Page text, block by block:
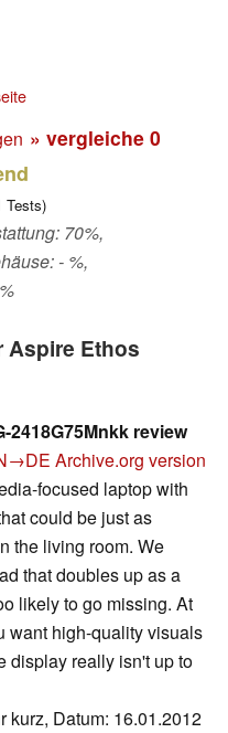
» vergleiche 0
Tests)
70%,
- %,
Aspire Ethos
2418G75Mnkk review
Archive.org version
focused laptop with
could be just as
the living room. We
that doubles up as a
likely to go missing. At
want high-quality visuals
display really isn't up to
kurz, Datum: 16.01.2012